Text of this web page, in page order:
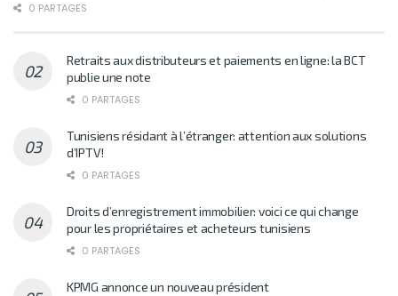
0 PARTAGES
Retraits aux distributeurs et paiements en ligne: la BCT
publie une note
0 PARTAGES
Tunisiens résidant à l’étranger: attention aux solutions
d’IPTV!
0 PARTAGES
Droits d’enregistrement immobilier: voici ce qui change
pour les propriétaires et acheteurs tunisiens
0 PARTAGES
KPMG annonce un nouveau président